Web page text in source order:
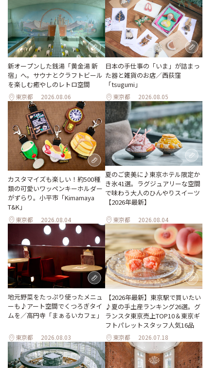
新オープンした銭湯「黄金湯 新
宿」へ。サウナとクラフトビール
を楽しむ癒やしのレトロ空間
東京都 2026.08.06
日本の手仕事の「いま」が詰まっ
た器と雑貨のお店／西荻窪
「tsugumi」
東京都 2026.08.05
カスタマイズも楽しい！約500種
類の可愛いワッペンキーホルダー
がずらり。小平市「Kimamaya
T&K」
東京都 2026.08.04
夏のご褒美に♪東京ホテル限定か
き氷41選。ラグジュアリーな空間
で味わう大人のひんやりスイーツ
【2026年最新】
東京都 2026.08.04
地元野菜をたっぷり使ったメニュ
ーも♪アート空間でくつろぎタイ
ムを／高円寺「まぁるいカフェ」
東京都 2026.08.03
【2026年最新】東京駅で買いたい
♪夏の手土産ランキング26選。グ
ランスタ東京売上TOP10＆東京ギ
フトパレットスタッフ人気16品
東京都 2026.07.18